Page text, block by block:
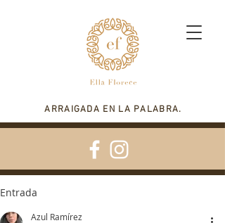
ARRAIGADA EN LA PALABRA.
Entrada
Azul Ramírez